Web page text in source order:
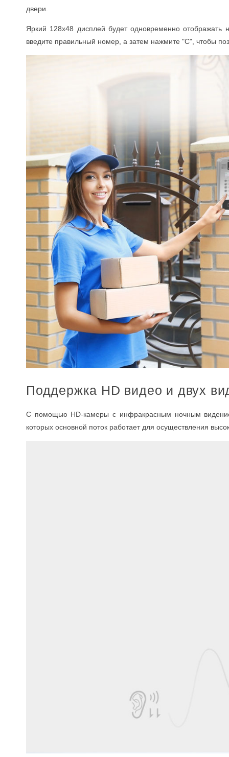
двери.
Яркий 128x48 дисплей будет одновременно отображать
введите правильный номер, а затем нажмите "C", чтобы
Поддержка HD видео и двух
С помощью HD-камеры с инфракрасным ночным
которых основной поток работает для осуществления